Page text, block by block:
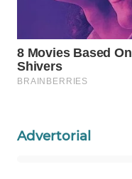
Advertorial
WAHANANEWS
WAHANA
SPORT
UMKM